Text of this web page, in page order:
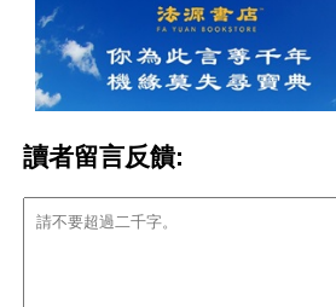
讀者留言反饋: